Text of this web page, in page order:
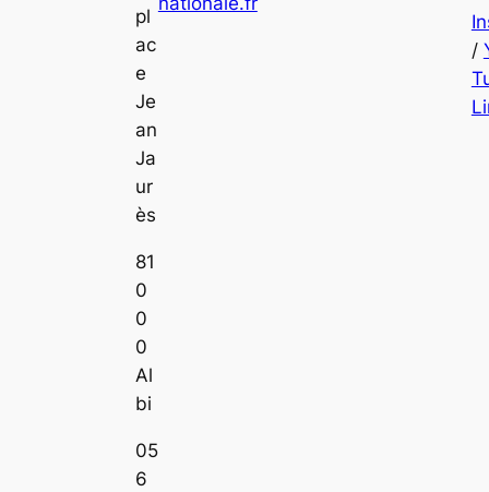
pl
ac
e
Je
an
Ja
ur
ès
81
0
0
0
Al
bi
05
6
/